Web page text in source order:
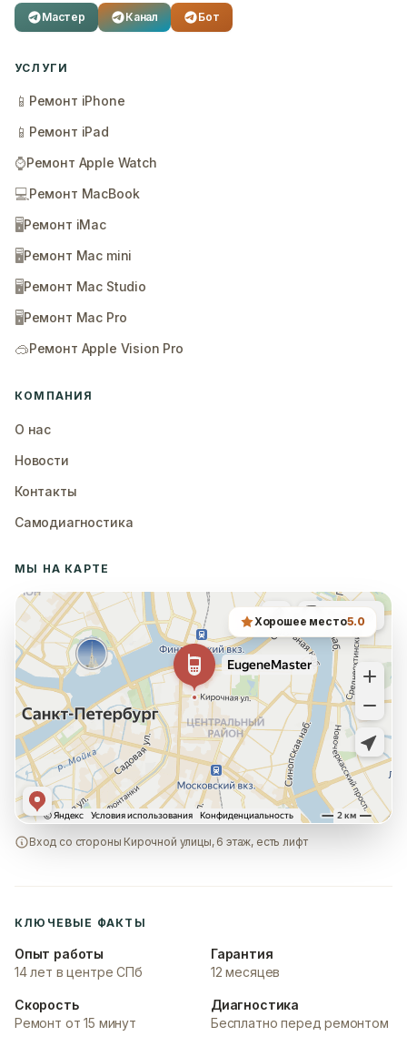
Мастер Канал Бот
УСЛУГИ
📱 Ремонт iPhone
📱 Ремонт iPad
⌚Ремонт Apple Watch
💻Ремонт MacBook
🖥️Ремонт iMac
🖥️Ремонт Mac mini
🖥️Ремонт Mac Studio
🖥️Ремонт Mac Pro
🥽Ремонт Apple Vision Pro
КОМПАНИЯ
О нас
Новости
Контакты
Самодиагностика
МЫ НА КАРТЕ
Хорошее место5.0
Вход со стороны Кирочной улицы, 6 этаж, есть лифт
КЛЮЧЕВЫЕ ФАКТЫ
Опыт работы
14 лет в центре СПб
Гарантия
12 месяцев
Скорость
Ремонт от 15 минут
Диагностика
Бесплатно перед ремонтом